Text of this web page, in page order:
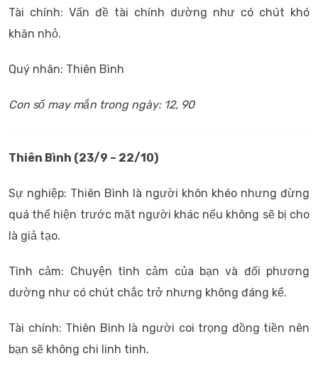
Tài chính: Vấn đề tài chính dường như có chút khó
khăn nhỏ.
Quý nhân: Thiên Bình
Con số may mắn trong ngày: 12, 90
Thiên Bình (23/9 – 22/10)
Sự nghiệp: Thiên Bình là người khôn khéo nhưng đừng
quá thể hiện trước mặt người khác nếu không sẽ bị cho
là giả tạo.
Tình cảm: Chuyện tình cảm của bạn và đối phương
dường như có chút chắc trở nhưng không đáng kể.
Tài chính: Thiên Bình là người coi trọng đồng tiền nên
bạn sẽ không chi linh tinh.